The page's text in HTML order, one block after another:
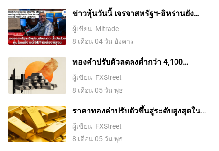
ข่าวหุ้นวันนี้ เจรจาสหรัฐฯ-อิหร่านยัง
สะดุด น้ำมันร่วง หุ้นโลกเด้ง แต่ SET ยัง
ต้องพิสูจน์
ผู้เขียน Mitrade
8 เดือน 04 วัน อังคาร
ทองคำปรับตัวลดลงต่ำกว่า 4,100
ดอลลาร์ ขณะที่ตลาดจับตาการเจรจา
ระหว่างสหรัฐฯ กับอิหร่าน
ผู้เขียน FXStreet
8 เดือน 05 วัน พุธ
ราคาทองคําปรับตัวขึ้นสู่ระดับสูงสุดใน
รอบสองสัปดาห์ ขณะที่ค่าเงินดอลลาร์
สหรัฐอ่อนค่าลงจากความหวังในข้อตกลง
อิหร่านและการเก็งการขึ้นดอกเบี้ยของ
ผู้เขียน FXStreet
8 เดือน 05 วัน พุธ